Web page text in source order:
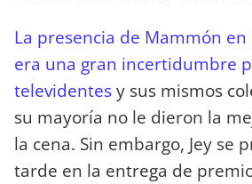
La presencia de Mammón
era una gran incertidumbre
televidentesy sus mismos
su mayoría no le dieron la
la cena. Sin embargo, Jey se
tarde en la entrega de